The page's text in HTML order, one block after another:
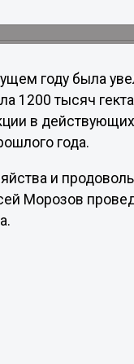
году была
1200 тысяч
в
года.
и
Морозов